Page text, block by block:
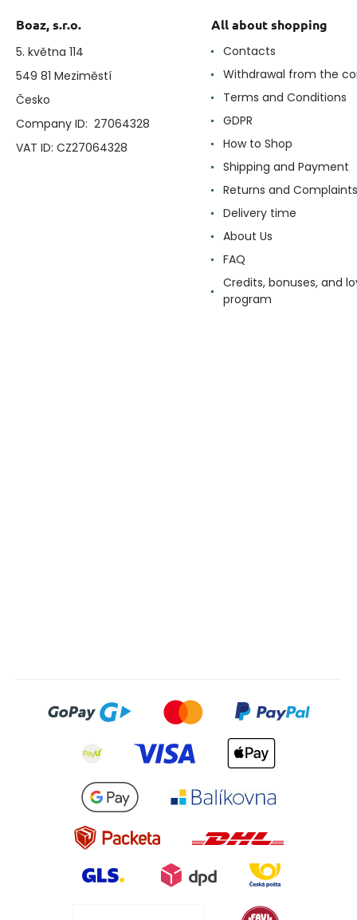
Boaz, s.r.o.
5. května 114
549 81 Meziměstí
Česko
Company ID: 27064328
VAT ID: CZ27064328
All about shopping
Contacts
Withdrawal from the
Terms and Conditions
GDPR
How to Shop
Shipping and Payment
Returns and Complaints
Delivery time
About Us
FAQ
Credits, bonuses, and
program